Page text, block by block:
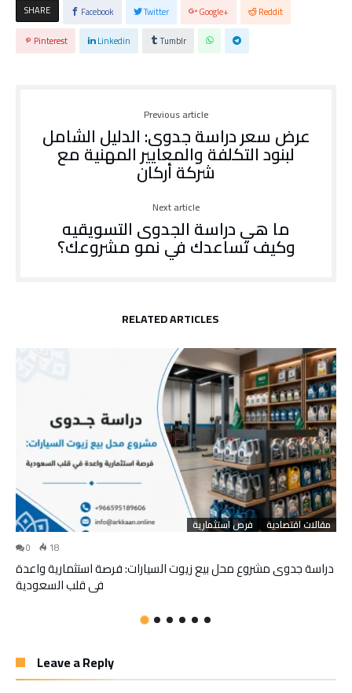
SHARE
Facebook Twitter Google+
Reddit
Pinterest
Linkedin Tumblr
Previous article
عرض سعر دراسة جدوى: الدليل الشامل
لبنود التكلفة والمعايير المهنية مع
شركة أركان
Next article
ما هي دراسة الجدوى التسويقيه
وكيف تساعدك في نمو مشروعك؟
RELATED ARTICLES
فرص استثمارية مقالات اقتصادية
0 18
دراسة جدوى مشروع محل بيع زيوت السيارات: فرصة استثمارية واعدة
في قلب السعودية
Leave a Reply